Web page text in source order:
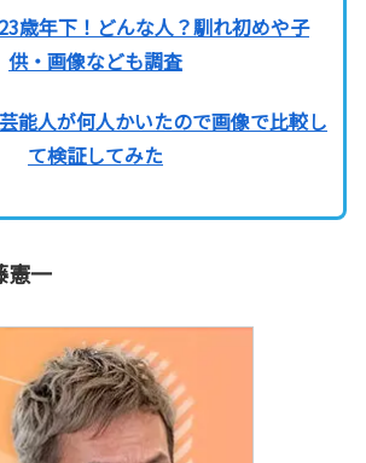
歳年下！どんな人？馴れ初めや子
供・画像なども調査
能人が何人かいたので画像で比較し
て検証してみた
憲一